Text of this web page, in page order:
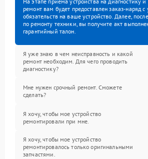
ремонт вам будет предоставлен заказ-наряд
обязательств на ваше устройство. Далее,
по ремонту техники, вы получите акт
гарантийный талон.
Я уже знаю в чем неисправность и какой
ремонт необходим. Для чего проводить
диагностику?
Мне нужен срочный ремонт. Сможете
сделать?
Я хочу, чтобы мое устройство
ремонтировали при мне.
Я хочу, чтобы мое устройство
ремонтировалось только оригинальными
запчастями.